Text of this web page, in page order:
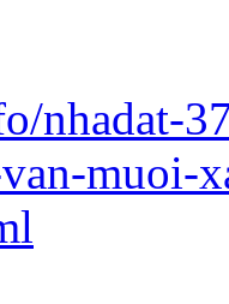
nhadat-
muoi-